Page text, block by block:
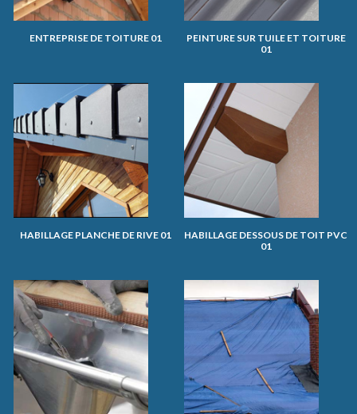
ENTREPRISE DE TOITURE 01
PEINTURE SUR TUILE ET TOITURE
01
HABILLAGE PLANCHE DE RIVE 01
HABILLAGE DESSOUS DE TOIT PVC
01